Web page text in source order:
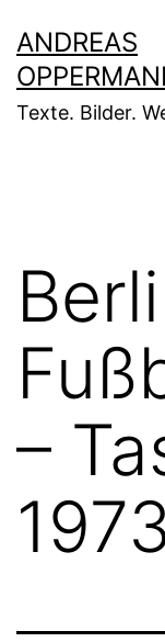
Inhalt
springen
ANDREAS
Texte. Bilder.
–